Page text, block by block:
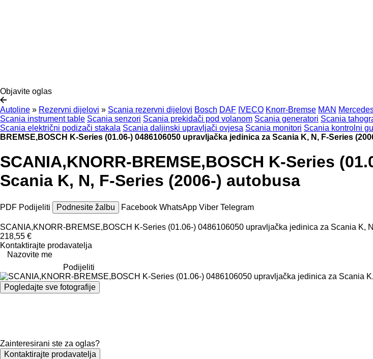
Objavite oglas
Autoline » Rezervni dijelovi » Scania rezervni dijelovi Bosch DAF IVECO Knorr-Bremse MAN
Scania instrument table Scania senzori Scania prekidači pod volanom Scania generatori Scania
Scania električni podizači stakala Scania daljinski upravljači ovjesa Scania monitori Scania kontrolni
BREMSE,BOSCH K-Series (01.06-) 0486106050 upravljačka jedinica za Scania K, N, F-Series
SCANIA,KNORR-BREMSE,BOSCH K-Series
Scania K, N, F-Series (2006-) autobusa
PDF Podijeliti Podnesite žalbu Facebook WhatsApp Viber Telegram
SCANIA,KNORR-BREMSE,BOSCH K-Series (01.06-) 0486106050 upravljačka jedinica za Scania K,
218,55 €
Kontaktirajte prodavatelja
Nazovite me
Podijeliti
Pogledajte sve fotografije
Zainteresirani ste za oglas?
Kontaktirajte prodavatelja